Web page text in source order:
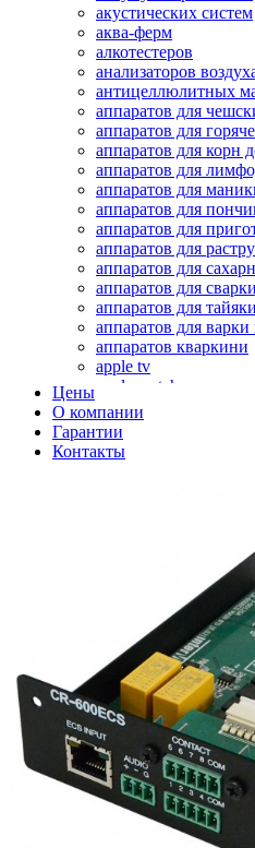
акустических систем
аква-ферм
алкотестеров
анализаторов
антицеллюлитных
аппаратов для
аппаратов для
аппаратов для корн
аппаратов для
аппаратов для
аппаратов для
аппаратов для
аппаратов для
аппаратов для
аппаратов для
аппаратов для тайяки
аппаратов для
аппаратов кваркини
apple tv
apple watch
аромадиффузоров
аромастанций
ароматизаторов
аудиоплееров
автохолодильников
автокондиционера
автоматики для
автоматики
автоматики
автомобильных
автомоек
багги
бактерицидной
беговых дорожек
бензобуров
бензогенераторов
бензоножниц
Цены
О компании
Гарантии
Контакты